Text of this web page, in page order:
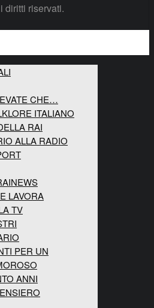
diritti riservati.
CHE…
ITALIANO
RAI
ALLA RADIO
LAVORA
TV
PER UN
ANNI